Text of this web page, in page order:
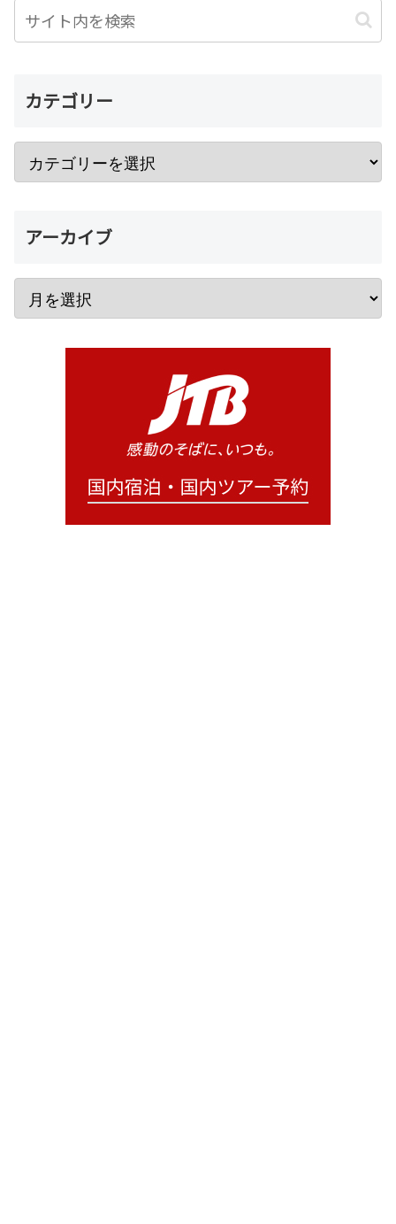
カテゴリー
アーカイブ